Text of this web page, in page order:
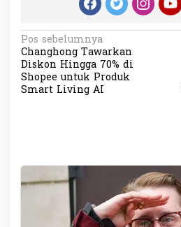
N
a
v
s
i
Pos sebelumnya
Changhong Tawarkan
Diskon Hingga 70% di
Shopee untuk Produk
Smart Living AI